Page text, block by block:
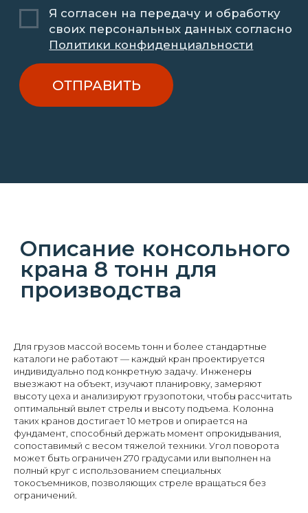
Для грузов массой восемь тонн и более стандартные
каталоги не работают — каждый кран проектируется
индивидуально под конкретную задачу. Инженеры
выезжают на объект, изучают планировку, замеряют
высоту цеха и анализируют грузопотоки, чтобы рассчитать
оптимальный вылет стрелы и высоту подъема. Колонна
таких кранов достигает 10 метров и опирается на
фундамент, способный держать момент опрокидывания,
сопоставимый с весом тяжелой техники. Угол поворота
может быть ограничен 270 градусами или выполнен на
полный круг с использованием специальных
токосъемников, позволяющих стреле вращаться без
ограничений.
Пермь, ул. Промышленная, 121а
Пн-Пт, 09:00 - 18:00
Всё оборудование
ООО "Гросскран" 2016 - 2026